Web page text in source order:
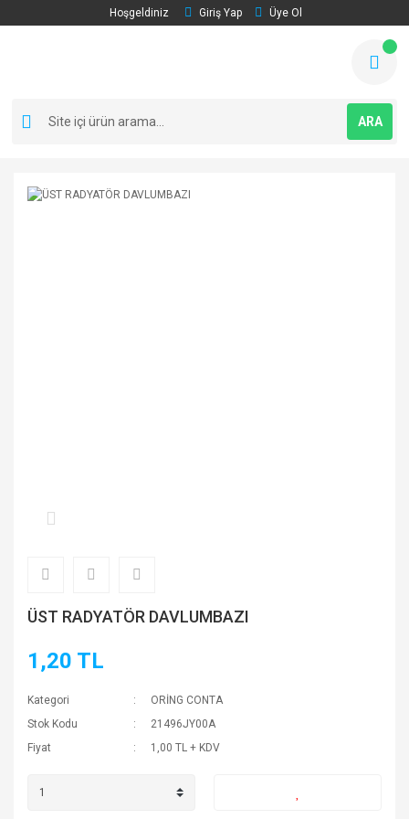
Hoşgeldiniz Giriş Yap Üye Ol
ARA
ÜST RADYATÖR DAVLUMBAZI
1,20 TL
Kategori
ORİNG CONTA
Stok Kodu
21496JY00A
Fiyat
1,00 TL + KDV